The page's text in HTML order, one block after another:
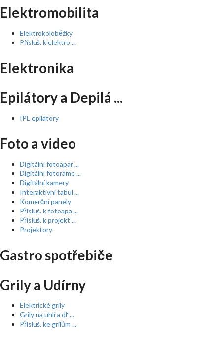
Elektromobilita
Elektrokoloběžky
Přísluš. k elektro ...
Elektronika
Epilátory a Depilá ...
IPL epilátory
Foto a video
Digitální fotoapar ...
Digitální fotoráme ...
Digitální kamery
Interaktivní tabul ...
Komerční panely
Přísluš. k fotoapa ...
Přísluš. k projekt ...
Projektory
Gastro spotřebiče
Grily a Udírny
Elektrické grily
Grily na uhlí a dř ...
Přísluš. ke grilům ...